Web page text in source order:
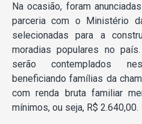
Na ocasião, foram
parceria com o Ministério
selecionadas para a
moradias populares no
serão contemplados
beneficiando famílias da
com renda bruta familiar
mínimos, ou seja, R$ 2.640,00.